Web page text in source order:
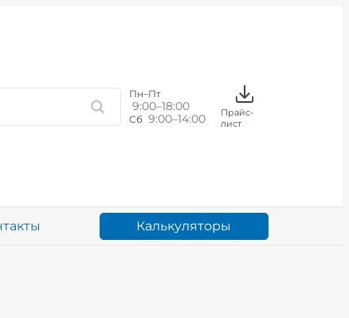
Пн–Пт
9:00–18:00
Сб 9:00–14:00
Прайс-
лист
Калькуляторы